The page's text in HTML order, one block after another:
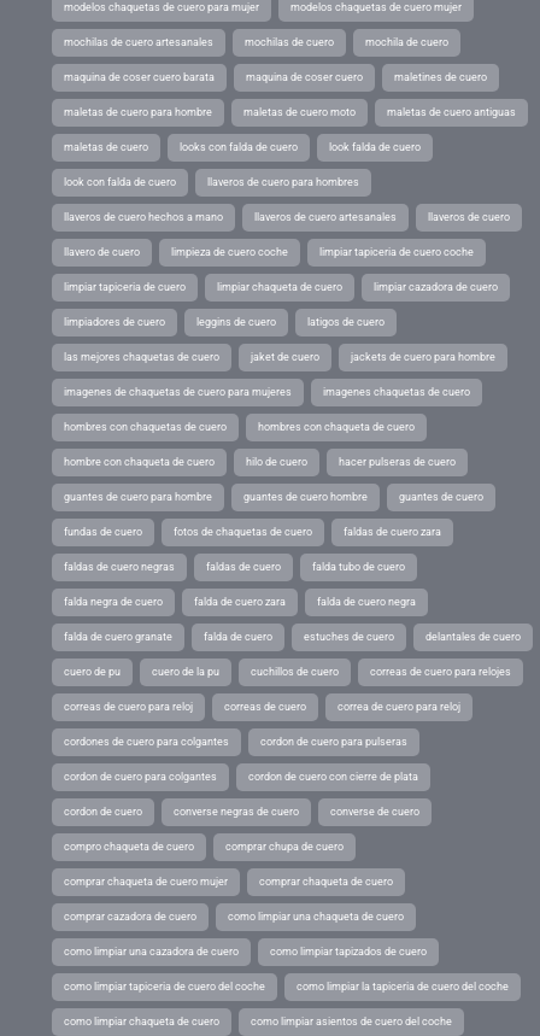
modelos chaquetas de cuero para mujer modelos chaquetas de cuero mujer
mochilas de cuero artesanales mochilas de cuero mochila de cuero
maquina de coser cuero barata maquina de coser cuero maletines de cuero
maletas de cuero para hombre maletas de cuero moto maletas de cuero antiguas
maletas de cuero looks con falda de cuero look falda de cuero
look con falda de cuero llaveros de cuero para hombres
llaveros de cuero hechos a mano llaveros de cuero artesanales llaveros de cuero
llavero de cuero limpieza de cuero coche limpiar tapiceria de cuero coche
limpiar tapiceria de cuero limpiar chaqueta de cuero limpiar cazadora de cuero
limpiadores de cuero leggins de cuero latigos de cuero
las mejores chaquetas de cuero jaket de cuero jackets de cuero para hombre
imagenes de chaquetas de cuero para mujeres imagenes chaquetas de cuero
hombres con chaquetas de cuero hombres con chaqueta de cuero
hombre con chaqueta de cuero hilo de cuero hacer pulseras de cuero
guantes de cuero para hombre guantes de cuero hombre guantes de cuero
fundas de cuero fotos de chaquetas de cuero faldas de cuero zara
faldas de cuero negras faldas de cuero falda tubo de cuero
falda negra de cuero falda de cuero zara falda de cuero negra
falda de cuero granate falda de cuero estuches de cuero delantales de cuero
cuero de pu cuero de la pu cuchillos de cuero correas de cuero para relojes
correas de cuero para reloj correas de cuero correa de cuero para reloj
cordones de cuero para colgantes cordon de cuero para pulseras
cordon de cuero para colgantes cordon de cuero con cierre de plata
cordon de cuero converse negras de cuero converse de cuero
compro chaqueta de cuero comprar chupa de cuero
comprar chaqueta de cuero mujer comprar chaqueta de cuero
comprar cazadora de cuero como limpiar una chaqueta de cuero
como limpiar una cazadora de cuero como limpiar tapizados de cuero
como limpiar tapiceria de cuero del coche como limpiar la tapiceria de cuero del coche
como limpiar chaqueta de cuero como limpiar asientos de cuero del coche